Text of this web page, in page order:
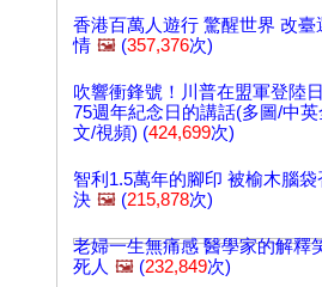
香港百萬人遊行 驚醒世界 改臺
情 🖼️ (357,376次)
吹響衝鋒號！川普在盟軍登陸日
75週年紀念日的講話(多圖/中英
文/視頻) (424,699次)
智利1.5萬年的腳印 被榆木腦袋
決 🖼️ (215,878次)
老婦一生無痛感 醫學家的解釋
死人 🖼️ (232,849次)